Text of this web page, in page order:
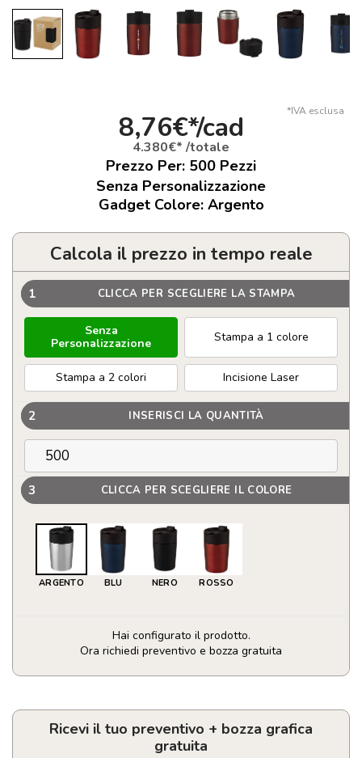
*IVA esclusa
8,76€*/cad
4.380€* /totale
Prezzo Per: 500 Pezzi
Senza Personalizzazione
Gadget Colore: Argento
Calcola il prezzo in tempo reale
1 CLICCA PER SCEGLIERE LA STAMPA
Senza
Personalizzazione
Stampa a 1 colore
Stampa a 2 colori Incisione Laser
2 INSERISCI LA QUANTITÀ
3 CLICCA PER SCEGLIERE IL COLORE
ARGENTO BLU NERO ROSSO
Hai configurato il prodotto.
Ora richiedi preventivo e bozza gratuita
Bicchiere
personalizzato
Ricevi il tuo preventivo + bozza grafica
gratuita